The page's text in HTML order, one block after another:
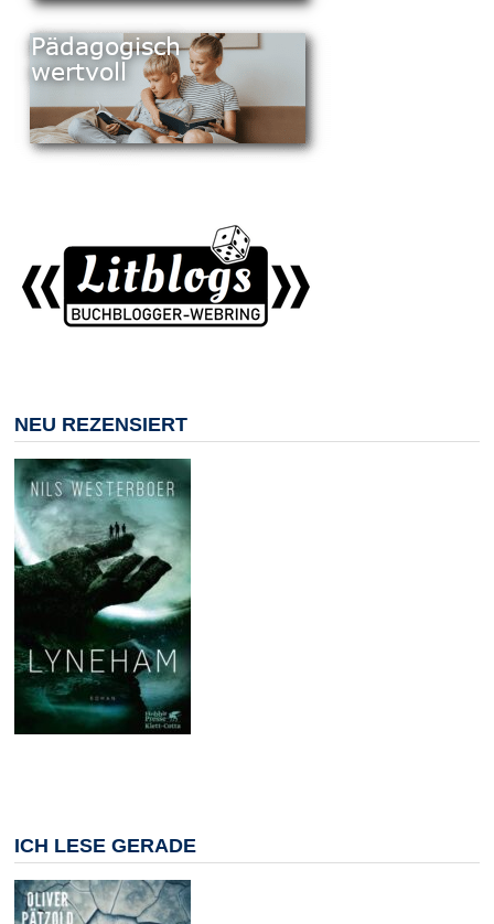
NEU REZENSIERT
ICH LESE GERADE